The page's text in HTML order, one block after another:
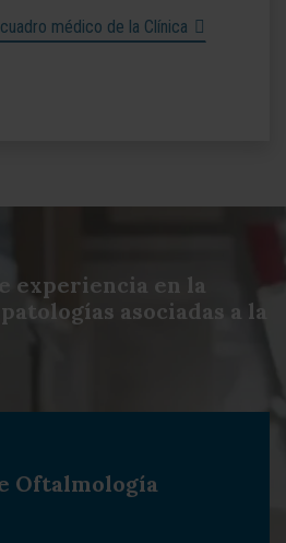
médico de la Clínica
experiencia en la
asociadas a la
Oftalmología